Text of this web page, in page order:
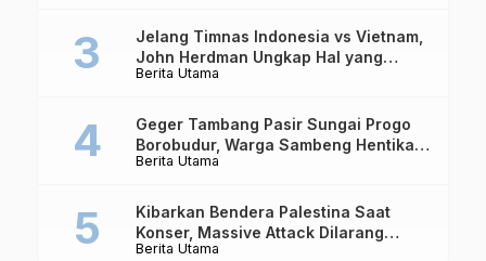
Berita Utama
Jelang Timnas Indonesia vs Vietnam,
John Herdman Ungkap Hal yang
Dipertaruhkan
Berita Utama
Geger Tambang Pasir Sungai Progo
Borobudur, Warga Sambeng Hentikan
Alat Berat dan Usir Truk
Berita Utama
Kibarkan Bendera Palestina Saat
Konser, Massive Attack Dilarang
Masuk Singapura Lagi